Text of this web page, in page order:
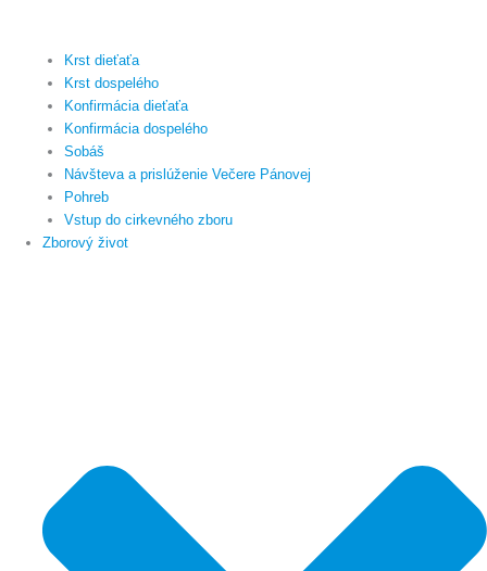
Krst dieťaťa
Krst dospelého
Konfirmácia dieťaťa
Konfirmácia dospelého
Sobáš
Návšteva a prislúženie Večere Pánovej
Pohreb
Vstup do cirkevného zboru
Zborový život